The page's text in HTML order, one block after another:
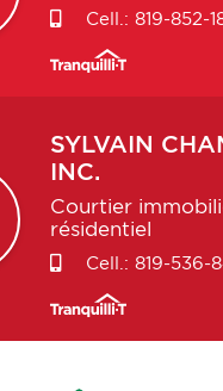
Cell.: 819-852-
SYLVAIN
INC.
Courtier
résidentiel
Cell.: 819-536-